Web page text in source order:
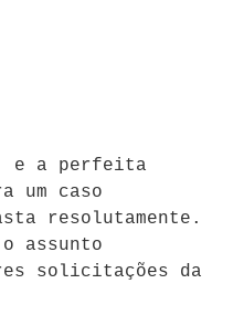
e a perfeita
um caso
resolutamente.
assunto
solicitações da